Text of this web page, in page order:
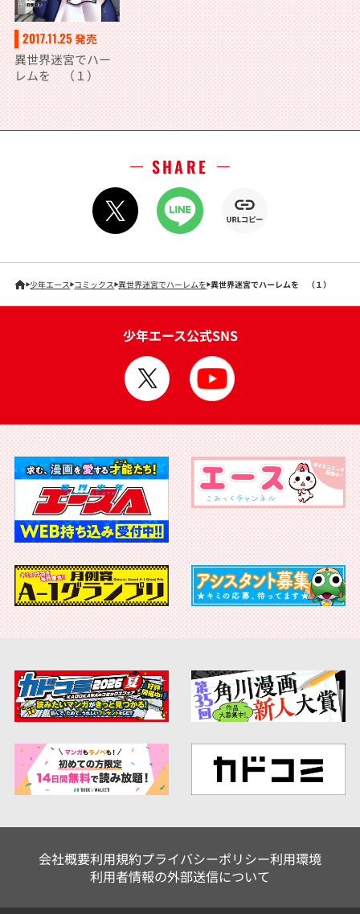
2017.11.25 発売
異世界迷宮でハー
レムを （１）
SHARE
少年エース コミックス 異世界迷宮でハーレムを 異世界迷宮でハーレムを （１）
少年エース公式SNS
会社概要利用規約プライバシーポリシー利用環境
利用者情報の外部送信について